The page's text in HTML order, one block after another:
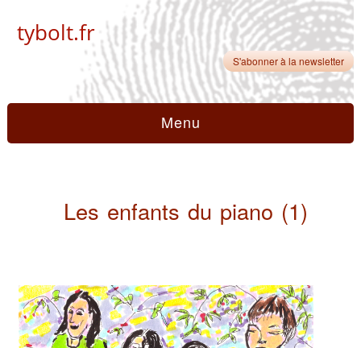
tybolt.fr
S'abonner à la newsletter
Menu
Les enfants du piano (1)